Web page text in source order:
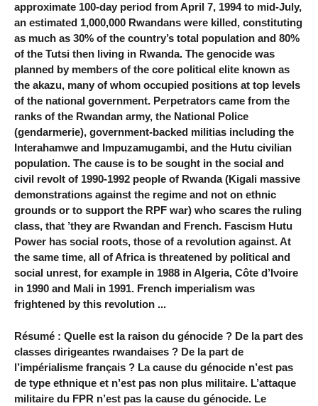
approximate 100-day period from April 7, 1994 to mid-July,
an estimated 1,000,000 Rwandans were killed, constituting
as much as 30% of the country’s total population and 80%
of the Tutsi then living in Rwanda. The genocide was
planned by members of the core political elite known as
the akazu, many of whom occupied positions at top levels
of the national government. Perpetrators came from the
ranks of the Rwandan army, the National Police
(gendarmerie), government-backed militias including the
Interahamwe and Impuzamugambi, and the Hutu civilian
population. The cause is to be sought in the social and
civil revolt of 1990-1992 people of Rwanda (Kigali massive
demonstrations against the regime and not on ethnic
grounds or to support the RPF war) who scares the ruling
class, that ’they are Rwandan and French. Fascism Hutu
Power has social roots, those of a revolution against. At
the same time, all of Africa is threatened by political and
social unrest, for example in 1988 in Algeria, Côte d’Ivoire
in 1990 and Mali in 1991. French imperialism was
frightened by this revolution ...
Résumé : Quelle est la raison du génocide ? De la part des
classes dirigeantes rwandaises ? De la part de
l’impérialisme français ? La cause du génocide n’est pas
de type ethnique et n’est pas non plus militaire. L’attaque
militaire du FPR n’est pas la cause du génocide. Le